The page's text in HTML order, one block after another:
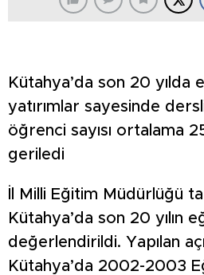
Kütahya’da son 20 yılda
yatırımlar sayesinde
öğrenci sayısı ortalama
geriledi
İl Milli Eğitim Müdürlüğü
Kütahya’da son 20 yılın
değerlendirildi. Yapılan
Kütahya’da 2002-2003